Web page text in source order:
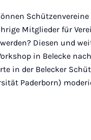
Mitglieder für
Diesen und
in Belecke
in der Belecker
Paderborn)